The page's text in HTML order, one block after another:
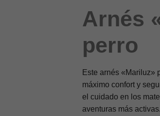
Arnés
perro
Estearnés «Mariluz»
máximo confort y
el cuidado en los
aventuras más